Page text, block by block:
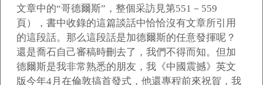
文章中的“哥德爾斯”，整個采訪見第551－559
頁），書中收錄的這篇談話中恰恰沒有文章所引用
的這段話。那么這段話是加德爾斯的任意發揮呢？
還是喬石自己審稿時刪去了，我們不得而知。但加
德爾斯是我非常熟悉的朋友，我《中國震撼》英文
版今年4月在倫敦搞首發式，他還專程前來祝賀，我